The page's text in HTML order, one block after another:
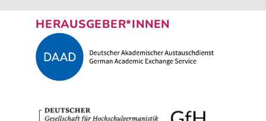
HERAUSGEBER*INNEN